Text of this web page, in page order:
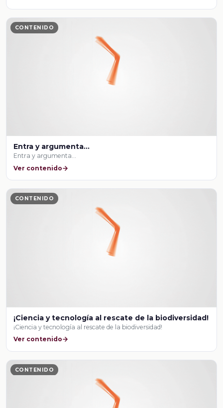
CONTENIDO
Entra y argumenta…
Entra y argumenta…
Ver contenido
CONTENIDO
¡Ciencia y tecnología al rescate de la biodiversidad!
¡Ciencia y tecnología al rescate de la biodiversidad!
Ver contenido
CONTENIDO